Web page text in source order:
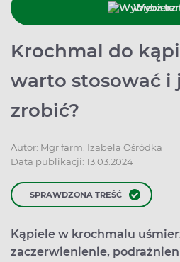
Wybierz
Krochmal do
warto stosować i
zrobić?
Autor: Mgr farm. Izabela Ośródka
Data publikacji: 13.03.2024
SPRAWDZONA TREŚĆ
Kąpiele w krochmalu
zaczerwienienie,